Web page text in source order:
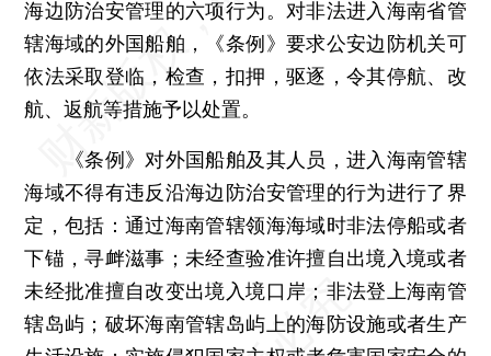
海边防治安管理的六项行为。对非法进入海南省管
辖海域的外国船舶，《条例》要求公安边防机关可
依法采取登临，检查，扣押，驱逐，令其停航、改
航、返航等措施予以处置。
《条例》对外国船舶及其人员，进入海南管辖
海域不得有违反沿海边防治安管理的行为进行了界
定，包括：通过海南管辖领海海域时非法停船或者
下锚，寻衅滋事；未经查验准许擅自出境入境或者
未经批准擅自改变出境入境口岸；非法登上海南管
辖岛屿；破坏海南管辖岛屿上的海防设施或者生产